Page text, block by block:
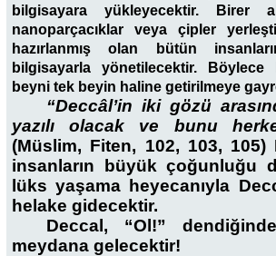
bilgisayara yükleyecektir. Birer
nanoparçacıklar veya çipler
hazırlanmış olan bütün
bilgisayarla yönetilecektir. Böylece
beyni tek beyin haline getirilmeye
“Deccâl’in iki gözü
yazılı olacak ve bunu
(Müslim, Fiten, 102, 103, 105)
insanların büyük çoğunluğu
lüks yaşama heyecanıyla
helake gidecektir.
Deccal, “Ol!”
meydana gelecektir!